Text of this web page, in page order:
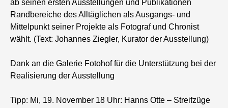
ab seinen ersten Ausstellungen und Publikationen
Randbereiche des Alltäglichen als Ausgangs- und
Mittelpunkt seiner Projekte als Fotograf und Chronist
wählt. (Text: Johannes Ziegler, Kurator der Ausstellung)
Dank an die Galerie Fotohof für die Unterstützung bei der
Realisierung der Ausstellung
Tipp: Mi, 19. November 18 Uhr: Hanns Otte – Streifzüge